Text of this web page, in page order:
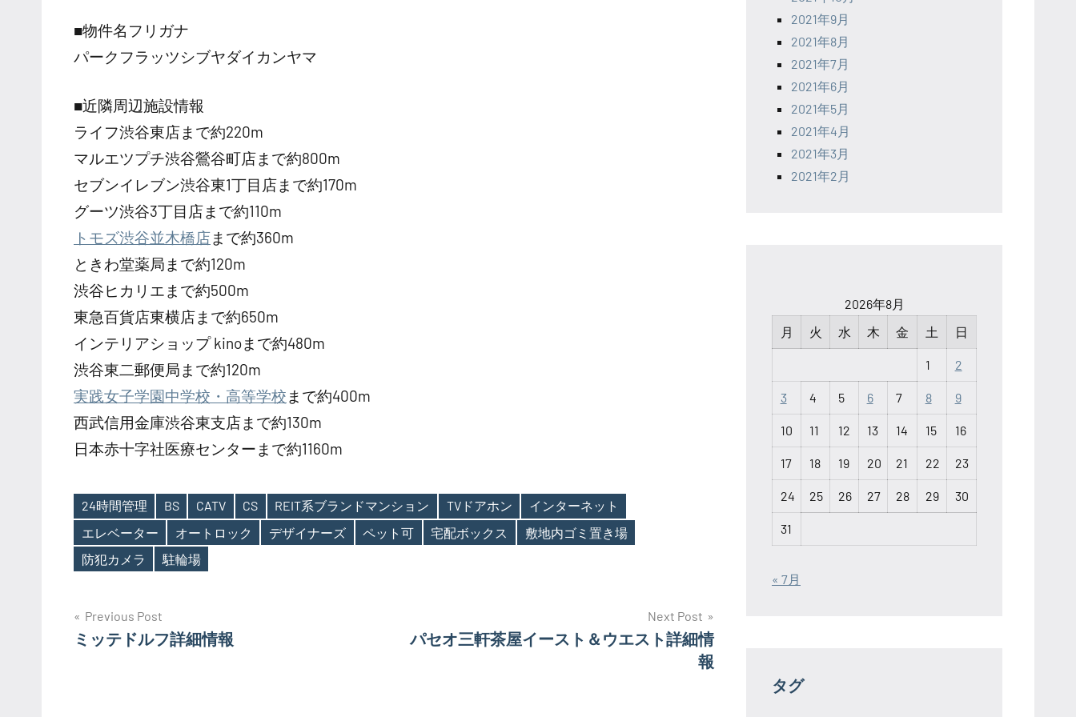
■物件名フリガナ
パークフラッツシブヤダイカンヤマ
■近隣周辺施設情報
ライフ渋谷東店まで約220m
マルエツプチ渋谷鶯谷町店まで約800m
セブンイレブン渋谷東1丁目店まで約170m
グーツ渋谷3丁目店まで約110m
トモズ渋谷並木橋店まで約360m
ときわ堂薬局まで約120m
渋谷ヒカリエまで約500m
東急百貨店東横店まで約650m
インテリアショップ kinoまで約480m
渋谷東二郵便局まで約120m
実践女子学園中学校・高等学校 まで約400m
西武信用金庫渋谷東支店まで約130m
日本赤十字社医療センターまで約1160m
Tags
24時間管理 BS CATV CS REIT系ブランドマンション TVドアホン
インターネット
エレベーター
オートロック デザイナーズ ペット可 宅配ボックス
敷地内ゴミ置き場
防犯カメラ
駐輪場
投
稿
Previous Post
ミッテドルフ詳細情報
Next Post
パセオ三軒茶屋イースト＆ウエスト詳細情
報
2021年9月
2021年8月
2021年7月
2021年6月
2021年5月
2021年4月
2021年3月
2021年2月
2026年8月
月
火 水 木 金 土 日
1 2
3 4 5 6 7 8 9
10 11 12 13 14 15 16
17 18 19 20 21 22 23
24 25 26 27 28 29 30
31
« 7月
タグ